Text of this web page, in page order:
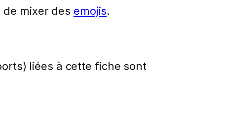
mixer des emojis.
liées à cette fiche sont